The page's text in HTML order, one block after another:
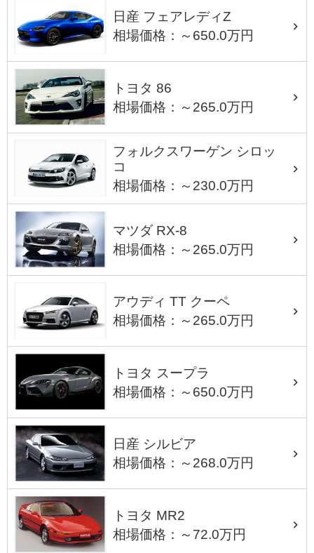
日産 フェアレディZ
相場価格：～650.0万円
トヨタ 86
相場価格：～265.0万円
フォルクスワーゲン シロッ
コ
相場価格：～230.0万円
マツダ RX-8
相場価格：～265.0万円
アウディ TT クーペ
相場価格：～265.0万円
トヨタ スープラ
相場価格：～650.0万円
日産 シルビア
相場価格：～268.0万円
トヨタ MR2
相場価格：～72.0万円